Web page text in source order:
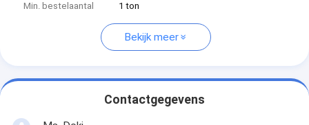
Min. bestelaantal
1 ton
Bekijk meer
Contactgegevens